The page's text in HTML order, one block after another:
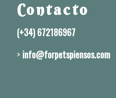
Contacto
(+34) 672186967
> info@forpetspiensos.com